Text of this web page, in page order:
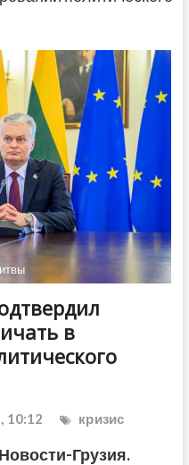
t
o
n
в
10:12 кризис
Грузия.